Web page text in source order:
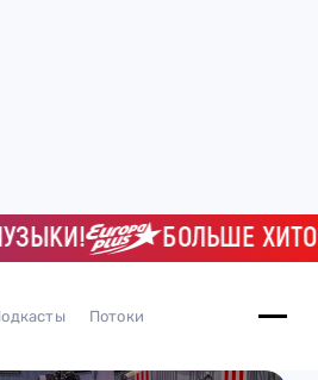
БОЛЬШЕ ХИТОВ!
Потоки